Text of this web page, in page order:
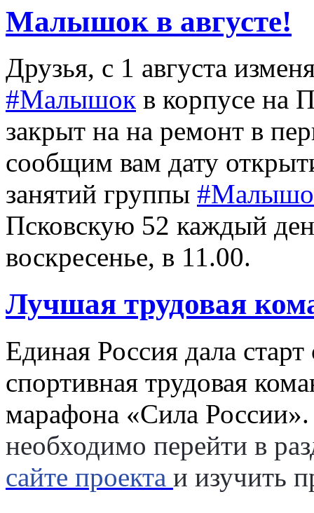
Малышок в августе!
Друзья, с 1 августа
#Малышок в корпусе на
закрыт на на ремонт в
сообщим вам дату
занятий группы
Псковскую 52 каждый
воскресенье, в 11.00.
Лучшая трудовая
Единая Россия дала
спортивная трудовая
марафона «Сила
необходимо перейти в
сайте проекта и изучить